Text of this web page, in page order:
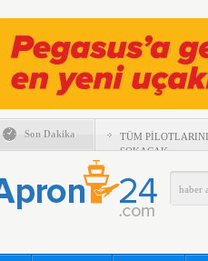
Son Dakika TÜM
SOKACAK
MÜDAHALE
MURAT ŞEKER, 6
DEĞERLENDİRDİ